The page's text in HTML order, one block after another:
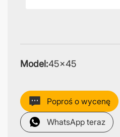
Model:45×45
Poproś o wycenę
WhatsApp teraz